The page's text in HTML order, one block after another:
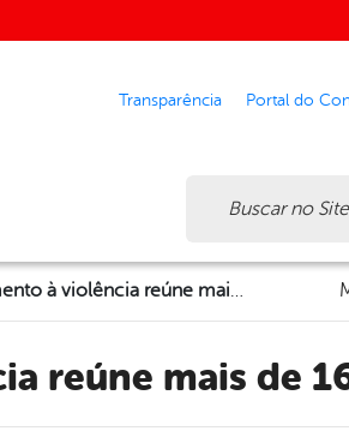
Transparência Portal do
Ação de enfrentamento à violência reúne mais de 160 idosos
reúne mais de